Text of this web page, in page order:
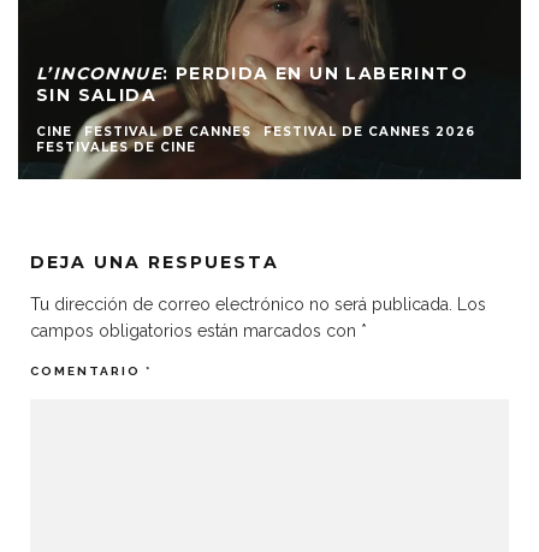
L’INCONNUE: PERDIDA EN UN LABERINTO
SIN SALIDA
CINE FESTIVAL DE CANNES
FESTIVAL DE CANNES 2026
FESTIVALES DE CINE
DEJA UNA RESPUESTA
Tu dirección de correo electrónico no será publicada.
Los
campos obligatorios están marcados con *
COMENTARIO *